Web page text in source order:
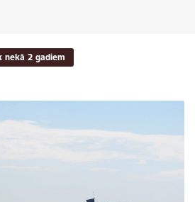
nekā 2 gadiem